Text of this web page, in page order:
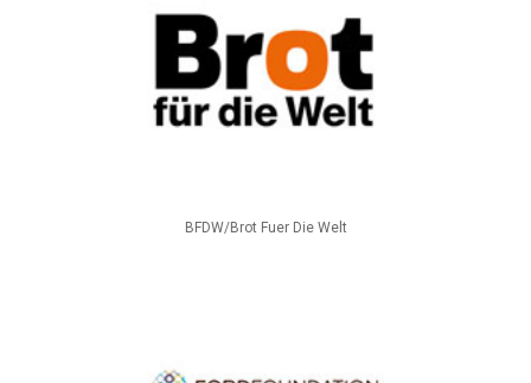
BFDW/Brot Fuer Die Welt